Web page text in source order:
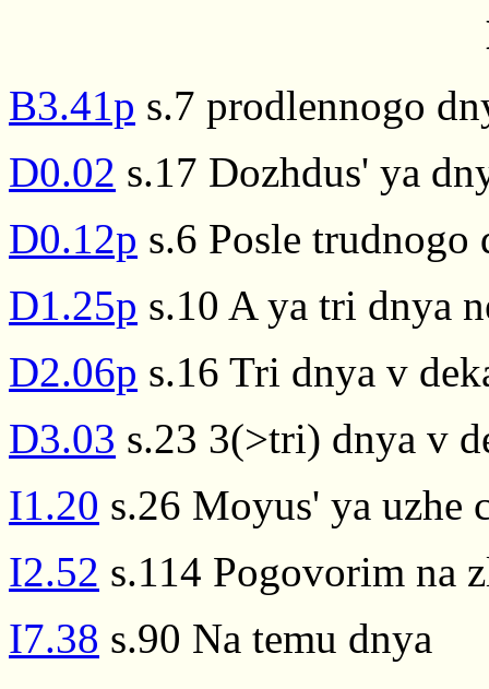
B3.41p s.7 prodlennogo
D0.02 s.17 Dozhdus' ya
D0.12p s.6 Posle
D1.25p s.10 A ya tri dnya
D2.06p s.16 Tri dnya v
D3.03 s.23 3(>tri) dnya v
I1.20 s.26 Moyus' ya uzhe
I2.52 s.114 Pogovorim na
I7.38 s.90 Na temu dnya